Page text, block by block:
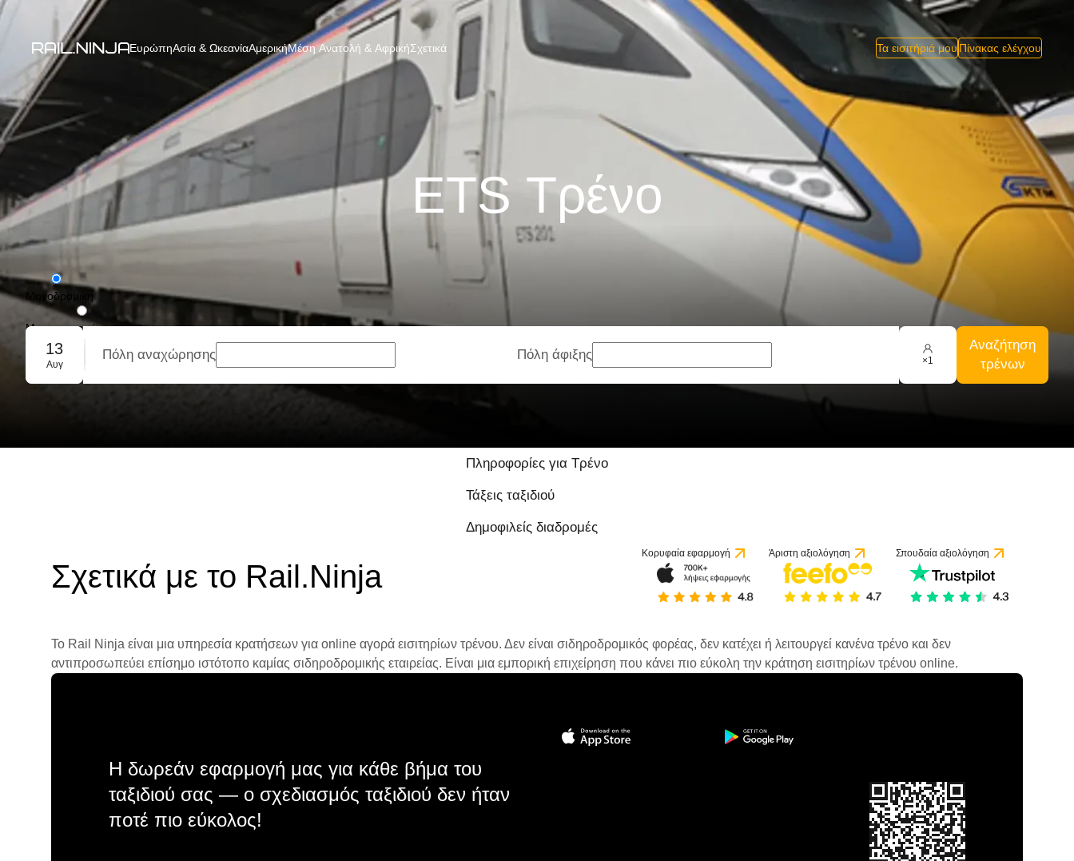
ΕυρώπηΑσία & ΩκεανίαΑμερικήΜέση Ανατολή & ΑφρικήΣχετικά Τα εισιτήριά μουΠίνακας ελέγχου
ETS Τρένο
Μονοδρομική
Με επιστροφή
Ομαδική κράτηση
13
Αυγ
Πόλη αναχώρησης Πόλη άφιξης ×1
Αναζήτηση
τρένων
Πληροφορίες για Τρένο
Τάξεις ταξιδιού
Δημοφιλείς διαδρομές
Σχετικά με το Rail.Ninja
Κορυφαία εφαρμογή Άριστη αξιολόγηση Σπουδαία αξιολόγηση
Το Rail Ninja είναι μια υπηρεσία κρατήσεων για online αγορά εισιτηρίων τρένου. Δεν είναι σιδηροδρομικός φορέας, δεν κατέχει ή λειτουργεί κανένα τρένο και δεν
αντιπροσωπεύει επίσημο ιστότοπο καμίας σιδηροδρομικής εταιρείας. Είναι μια εμπορική επιχείρηση που κάνει πιο εύκολη την κράτηση εισιτηρίων τρένου online.
Η δωρεάν εφαρμογή μας για κάθε βήμα του
ταξιδιού σας — ο σχεδιασμός ταξιδιού δεν ήταν
ποτέ πιο εύκολος!